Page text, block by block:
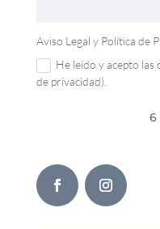
Aviso Legal y Política de
He leído y acepto las
de privacidad).
6